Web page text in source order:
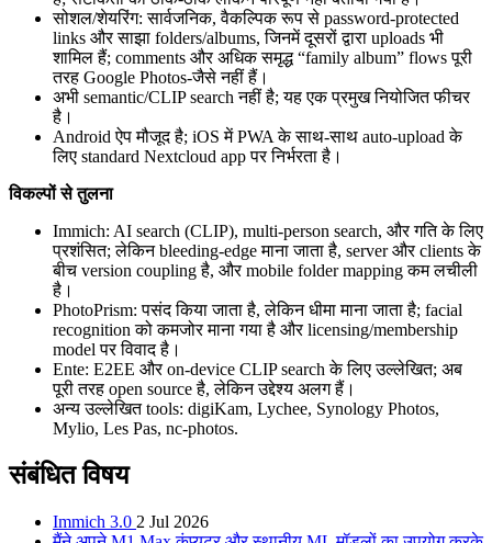
सोशल/शेयरिंग: सार्वजनिक, वैकल्पिक रूप से password-protected
links और साझा folders/albums, जिनमें दूसरों द्वारा uploads भी
शामिल हैं; comments और अधिक समृद्ध “family album” flows पूरी
तरह Google Photos-जैसे नहीं हैं।
अभी semantic/CLIP search नहीं है; यह एक प्रमुख नियोजित फीचर
है।
Android ऐप मौजूद है; iOS में PWA के साथ-साथ auto-upload के
लिए standard Nextcloud app पर निर्भरता है।
विकल्पों से तुलना
Immich: AI search (CLIP), multi-person search, और गति के लिए
प्रशंसित; लेकिन bleeding-edge माना जाता है, server और clients के
बीच version coupling है, और mobile folder mapping कम लचीली
है।
PhotoPrism: पसंद किया जाता है, लेकिन धीमा माना जाता है; facial
recognition को कमजोर माना गया है और licensing/membership
model पर विवाद है।
Ente: E2EE और on-device CLIP search के लिए उल्लेखित; अब
पूरी तरह open source है, लेकिन उद्देश्य अलग हैं।
अन्य उल्लेखित tools: digiKam, Lychee, Synology Photos,
Mylio, Les Pas, nc-photos.
संबंधित विषय
Immich 3.0 2 Jul 2026